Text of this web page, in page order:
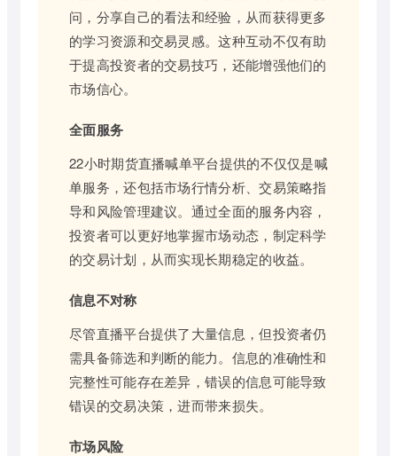
问，分享自己的看法和经验，从而获得更多
的学习资源和交易灵感。这种互动不仅有助
于提高投资者的交易技巧，还能增强他们的
市场信心。
全面服务
22小时期货直播喊单平台提供的不仅仅是喊
单服务，还包括市场行情分析、交易策略指
导和风险管理建议。通过全面的服务内容，
投资者可以更好地掌握市场动态，制定科学
的交易计划，从而实现长期稳定的收益。
信息不对称
尽管直播平台提供了大量信息，但投资者仍
需具备筛选和判断的能力。信息的准确性和
完整性可能存在差异，错误的信息可能导致
错误的交易决策，进而带来损失。
市场风险